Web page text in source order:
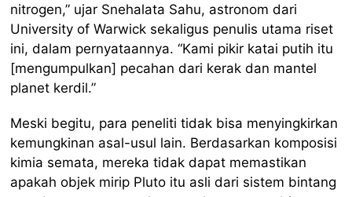
nitrogen,” ujar Snehalata Sahu, astronom dari
University of Warwick sekaligus penulis utama riset
ini, dalam pernyataannya. “Kami pikir katai putih itu
[mengumpulkan] pecahan dari kerak dan mantel
planet kerdil.”
Meski begitu, para peneliti tidak bisa menyingkirkan
kemungkinan asal-usul lain. Berdasarkan komposisi
kimia semata, mereka tidak dapat memastikan
apakah objek mirip Pluto itu asli dari sistem bintang